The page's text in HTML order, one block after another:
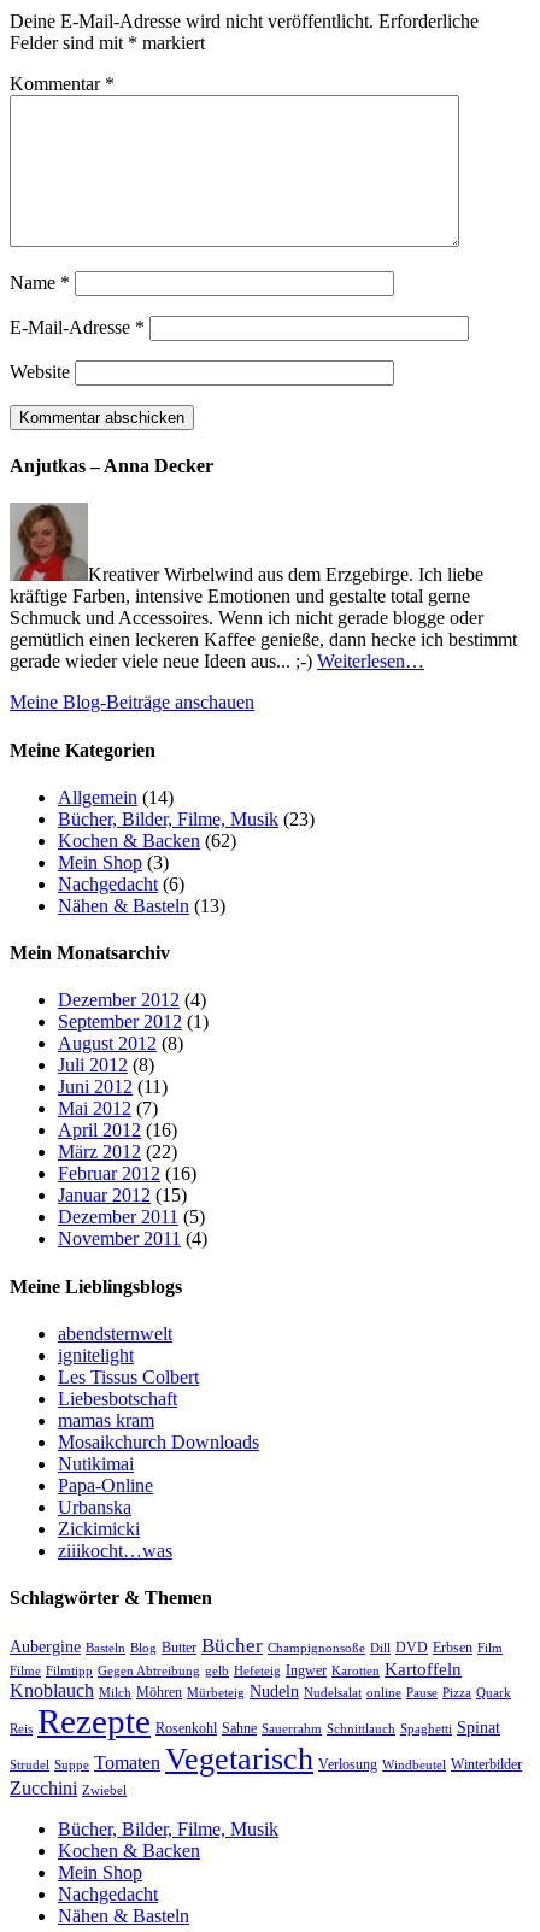
Deine E-Mail-Adresse wird nicht veröffentlicht. Erforderliche
Felder sind mit * markiert
Kommentar *
Name *
E-Mail-Adresse *
Website
Anjutkas – Anna Decker
Kreativer Wirbelwind aus dem Erzgebirge. Ich liebe
kräftige Farben, intensive Emotionen und gestalte total gerne
Schmuck und Accessoires. Wenn ich nicht gerade blogge oder
gemütlich einen leckeren Kaffee genieße, dann hecke ich bestimmt
gerade wieder viele neue Ideen aus... ;-) Weiterlesen…
Meine Blog-Beiträge anschauen
Meine Kategorien
Allgemein (14)
Bücher, Bilder, Filme, Musik (23)
Kochen & Backen (62)
Mein Shop (3)
Nachgedacht (6)
Nähen & Basteln (13)
Mein Monatsarchiv
Dezember 2012 (4)
September 2012 (1)
August 2012 (8)
Juli 2012 (8)
Juni 2012 (11)
Mai 2012 (7)
April 2012 (16)
März 2012 (22)
Februar 2012 (16)
Januar 2012 (15)
Dezember 2011 (5)
November 2011 (4)
Meine Lieblingsblogs
abendsternwelt
ignitelight
Les Tissus Colbert
Liebesbotschaft
mamas kram
Mosaikchurch Downloads
Nutikimai
Papa-Online
Urbanska
Zickimicki
ziiikocht…was
Schlagwörter & Themen
Aubergine Basteln Blog Butter Bücher Champignonsoße Dill DVD Erbsen Film
Filme Filmtipp Gegen Abtreibung gelb Hefeteig Ingwer Karotten Kartoffeln
Knoblauch Milch Möhren Mürbeteig Nudeln Nudelsalat online Pause Pizza Quark
Reis Rezepte Rosenkohl Sahne Sauerrahm Schnittlauch Spaghetti Spinat
Strudel Suppe Tomaten Vegetarisch Verlosung Windbeutel Winterbilder
Zucchini Zwiebel
Bücher, Bilder, Filme, Musik
Kochen & Backen
Mein Shop
Nachgedacht
Nähen & Basteln